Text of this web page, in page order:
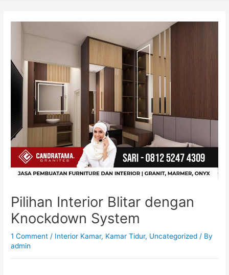
Pilihan Interior Blitar dengan
Knockdown System
1 Comment / Interior Kamar, Kamar Tidur, Uncategorized / By
admin